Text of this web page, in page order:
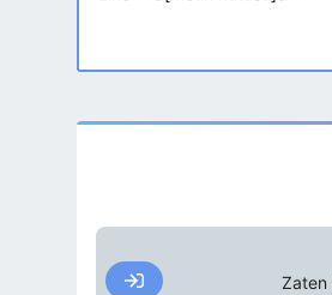
Zaten